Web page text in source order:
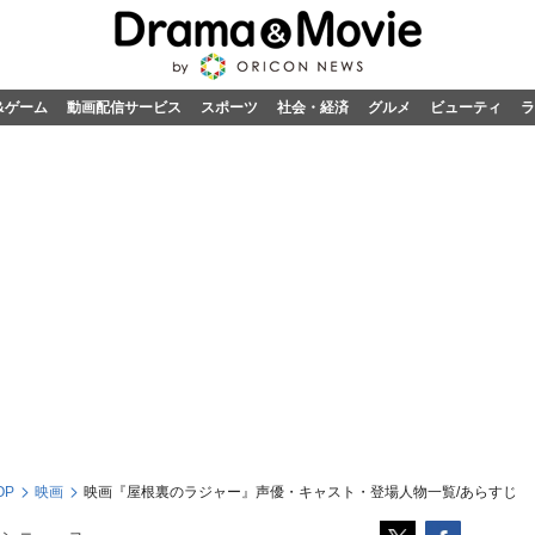
ゲーム 動画配信サービス スポーツ 社会・経済 グルメ ビューティ
映画 映画『屋根裏のラジャー』声優・キャスト・登場人物一覧/あらすじ